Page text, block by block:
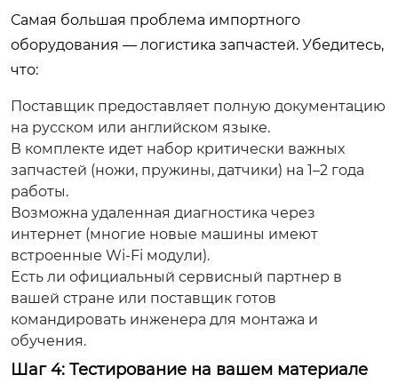
Самая большая проблема импортного
оборудования — логистика запчастей. Убедитесь,
что:
Поставщик предоставляет полную документацию
на русском или английском языке.
В комплекте идет набор критически важных
запчастей (ножи, пружины, датчики) на 1–2 года
работы.
Возможна удаленная диагностика через
интернет (многие новые машины имеют
встроенные Wi-Fi модули).
Есть ли официальный сервисный партнер в
вашей стране или поставщик готов
командировать инженера для монтажа и
обучения.
Шаг 4: Тестирование на вашем материале